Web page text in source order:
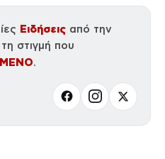
Ειδήσεις από την
στιγμή που
.